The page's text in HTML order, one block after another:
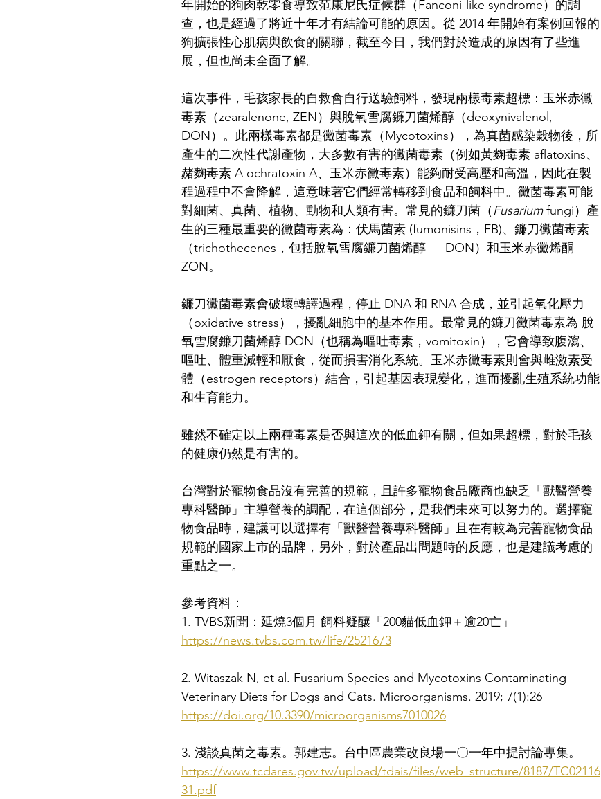
年開始的狗肉乾零食導致范康尼氏症候群（Fanconi-like syndrome）的調
查，也是經過了將近十年才有結論可能的原因。從 2014 年開始有案例回報的
狗擴張性心肌病與飲食的關聯，截至今日，我們對於造成的原因有了些進
展，但也尚未全面了解。
這次事件，毛孩家長的自救會自行送驗飼料，發現兩樣毒素超標：玉米赤黴
毒素（zearalenone, ZEN）與脫氧雪腐鐮刀菌烯醇（deoxynivalenol,
DON）。此兩樣毒素都是黴菌毒素（Mycotoxins），為真菌感染穀物後，所
產生的二次性代謝產物，大多數有害的黴菌毒素（例如黃麴毒素 aflatoxins、
赭麴毒素 A ochratoxin A、玉米赤黴毒素）能夠耐受高壓和高溫，因此在製
程過程中不會降解，這意味著它們經常轉移到食品和飼料中。黴菌毒素可能
對細菌、真菌、植物、動物和人類有害。常見的鐮刀菌（Fusarium fungi）產
生的三種最重要的黴菌毒素為：伏馬菌素 (fumonisins，FB)、鐮刀黴菌毒素
（trichothecenes，包括脫氧雪腐鐮刀菌烯醇 — DON）和玉米赤黴烯酮 —
ZON。
鐮刀黴菌毒素會​​破壞轉譯過程，停止 DNA 和 RNA 合成，並引起氧化壓力
（oxidative stress），擾亂細胞中的基本作用。最常見的鐮刀黴菌毒素為 脫
氧雪腐鐮刀菌烯醇 DON（也稱為嘔吐毒素，vomitoxin），它會導致腹瀉、
嘔吐、體重減輕和厭食，從而損害消化系統。玉米赤黴毒素則會與雌激素受
體（estrogen receptors）結合，引起基因表現變化，進而擾亂生殖系統功能
和生育能力。
雖然不確定以上兩種毒素是否與這次的低血鉀有關，但如果超標，對於毛孩
的健康仍然是有害的。
台灣對於寵物食品沒有完善的規範，且許多寵物食品廠商也缺乏「獸醫營養
專科醫師」主導營養的調配，在這個部分，是我們未來可以努力的。選擇寵
物食品時，建議可以選擇有「獸醫營養專科醫師」且在有較為完善寵物食品
規範的國家上市的品牌，另外，對於產品出問題時的反應，也是建議考慮的
重點之一。
參考資料：
1. TVBS新聞：延燒3個月 飼料疑釀「200貓低血鉀＋逾20亡」
https://news.tvbs.com.tw/life/2521673
2. Witaszak N, et al. Fusarium Species and Mycotoxins Contaminating
Veterinary Diets for Dogs and Cats. Microorganisms. 2019; 7(1):26
https://doi.org/10.3390/microorganisms7010026
3. 淺談真菌之毒素。郭建志。台中區農業改良場一〇一年中提討論專集。
https://www.tcdares.gov.tw/upload/tdais/files/web_structure/8187/TC02116
31.pdf